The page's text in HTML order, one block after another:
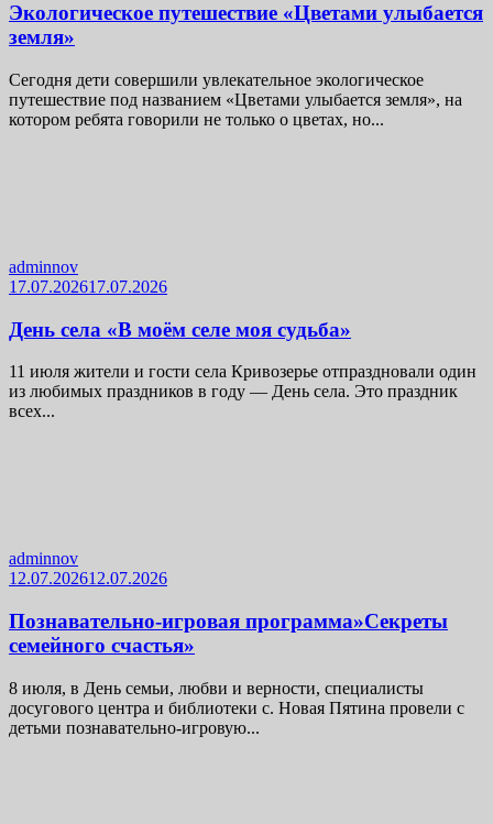
Экологическое путешествие «Цветами улыбается
земля»
Сегодня дети совершили увлекательное экологическое
путешествие под названием «Цветами улыбается земля», на
котором ребята говорили не только о цветах, но...
adminnov
17.07.202617.07.2026
День села «В моём селе моя судьба»
11 июля жители и гости села Кривозерье отпраздновали один
из любимых праздников в году — День села. Это праздник
всех...
adminnov
12.07.202612.07.2026
Познавательно-игровая программа»Секреты
семейного счастья»
8 июля, в День семьи, любви и верности, специалисты
досугового центра и библиотеки с. Новая Пятина провели с
детьми познавательно-игровую...